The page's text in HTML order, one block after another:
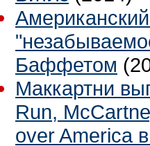
Баффетом
Маккартни
Run,
over America